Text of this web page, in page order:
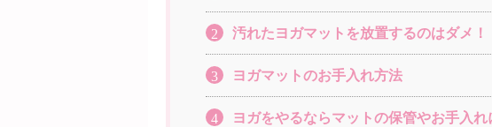
2 汚れたヨガマットを放置するのはダメ！
3 ヨガマットのお手入れ方法
4 ヨガをやるならマットの保管やお手入れ